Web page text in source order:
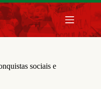
sociais e